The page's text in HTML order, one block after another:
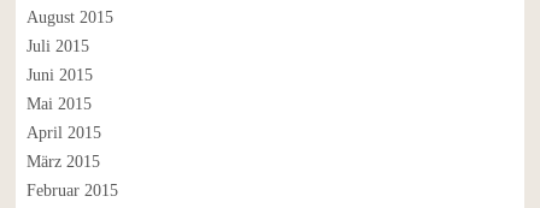
August 2015
Juli 2015
Juni 2015
Mai 2015
April 2015
März 2015
Februar 2015